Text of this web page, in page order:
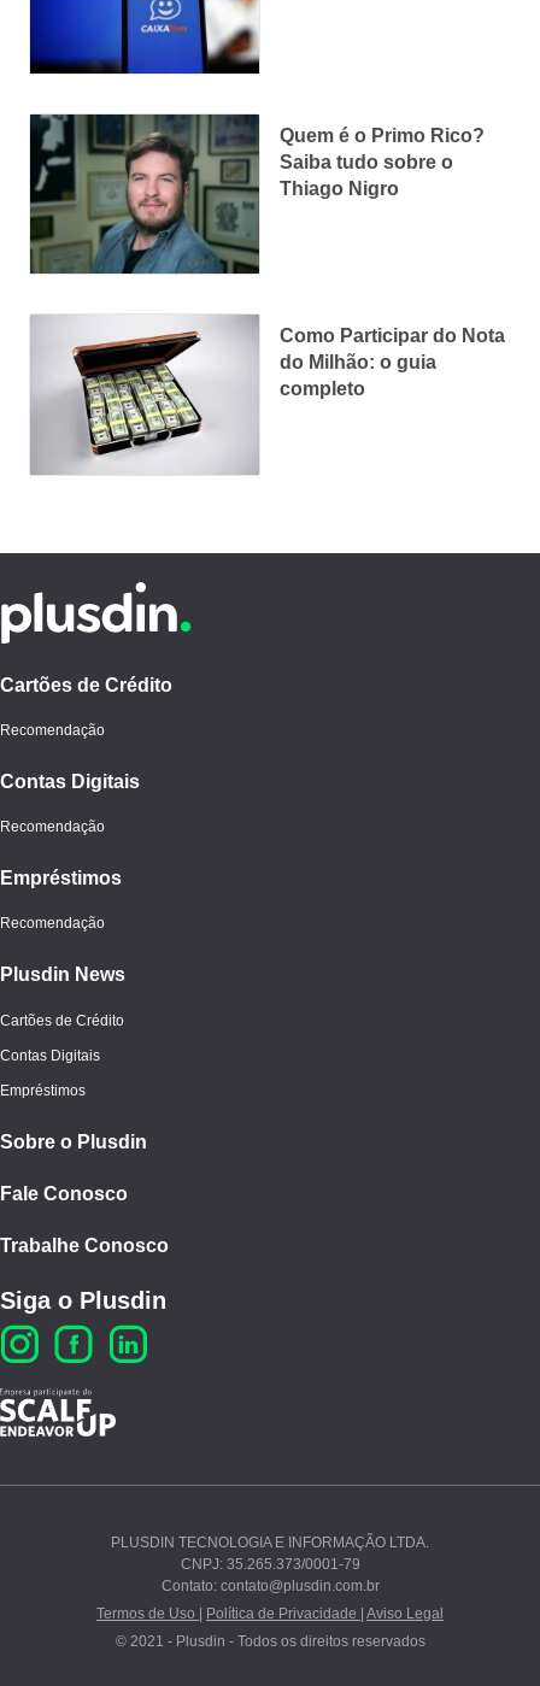
Ao continuar navegando, você concorda com nossos
ePolí­tica de Privacidade.
PROSSEGUIR
Quem é o Primo Rico?
Saiba tudo sobre o
Thiago Nigro
Como Participar do Nota
do Milhão: o guia
completo
Cartões de Crédito
Recomendação
Contas Digitais
Recomendação
Empréstimos
Recomendação
Plusdin News
Cartões de Crédito
Contas Digitais
Empréstimos
Sobre o Plusdin
Fale Conosco
Trabalhe Conosco
Siga o Plusdin
PLUSDIN TECNOLOGIA E INFORMAÇÃO LTDA.
CNPJ: 35.265.373/0001-79
Contato: contato@plusdin.com.br
Termos de Uso |
Política de Privacidade |
Aviso Legal
© 2021 - Plusdin - Todos os direitos reservados